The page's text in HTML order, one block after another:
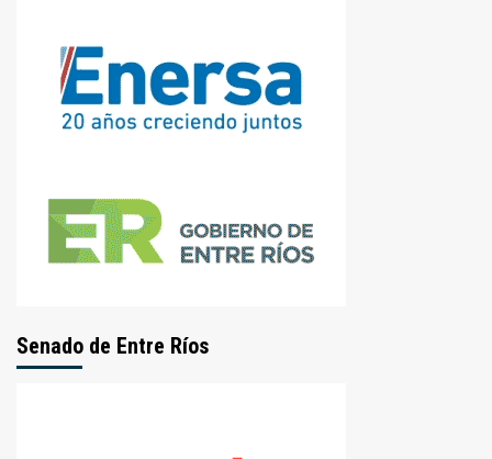
Senado de Entre Ríos